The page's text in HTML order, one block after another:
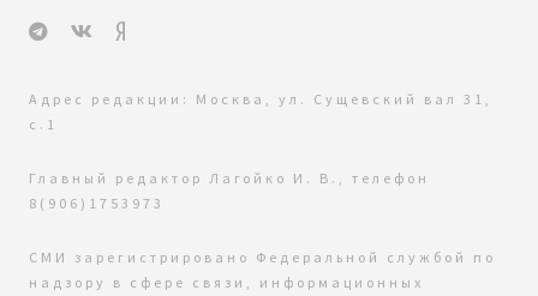
Адрес редакции: Москва, ул. Сущевский вал 31,
с.1
Главный редактор Лагойко И. В., телефон
8(906)1753973
СМИ зарегистрировано Федеральной службой по
надзору в сфере связи, информационных